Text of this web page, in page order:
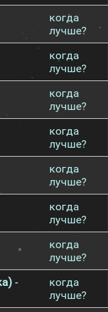
когда
лучше?
когда
лучше?
когда
лучше?
когда
лучше?
когда
лучше?
когда
лучше?
когда
лучше?
-
когда
лучше?